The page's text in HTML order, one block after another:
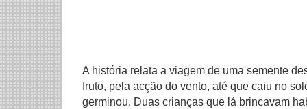
A história relata a viagem de uma semente
fruto, pela acção do vento, até que caiu no
germinou. Duas crianças que lá brincavam